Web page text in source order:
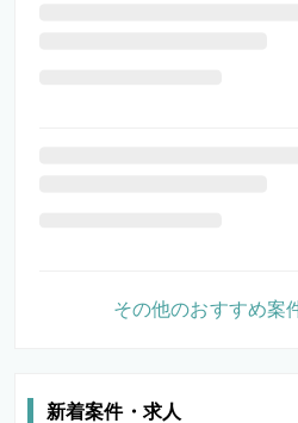
その他のおすすめ案
新着案件・求人